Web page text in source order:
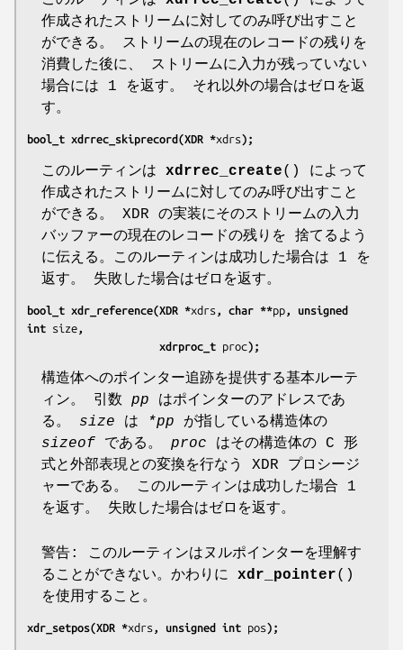
作成されたストリームに対してのみ呼び出すこと
ができる。 ストリームの現在のレコードの残りを
消費した後に、 ストリームに入力が残っていない
場合には 1 を返す。 それ以外の場合はゼロを返
す。
bool_t xdrrec_skiprecord(XDR *xdrs);
このルーティンは xdrrec_create() によって
作成されたストリームに対してのみ呼び出すこと
ができる。 XDR の実装にそのストリームの入力
バッファーの現在のレコードの残りを 捨てるよう
に伝える。このルーティンは成功した場合は 1 を
返す。 失敗した場合はゼロを返す。
bool_t xdr_reference(XDR *xdrs , char **pp , unsigned
int size ,
                     xdrproc_t
proc);
構造体へのポインター追跡を提供する基本ルーテ
ィン。 引数 pp はポインターのアドレスであ
る。 size は *pp が指している構造体の
sizeof である。 proc はその構造体の C 形
式と外部表現との変換を行なう XDR プロシージ
ャーである。 このルーティンは成功した場合 1
を返す。 失敗した場合はゼロを返す。
警告: このルーティンはヌルポインターを理解す
ることができない。かわりに xdr_pointer()
を使用すること。
xdr_setpos(XDR *xdrs , unsigned int pos);